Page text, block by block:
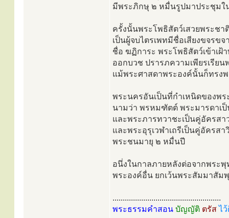
มีพระภิกษุ ๒ หมื่นรูปมาประชุมใ
ครั้งนั้นพระโพธิสัตว์เสวยพระช
เป็นผู้จบไตรเพทมีชื่อเสียงขจรข
ชื่อ ฆฏิการะ พระโพธิสัตว์เข้าเ
ออกบวช ปรารภความเพียรเรีย
แม้พระศาสดาพระองค์นั้นก็ทรง
พระนครอันเป็นที่กำเหนิดของพ
นามว่า พรหมฑัตต์ พระมารดาเ
และพระภารทวาชะเป็นคู่อัครส
และพระอุรุเวฬาเถรีเป็นคู่อัครส
พระชนมายุ ๒ หมื่นปี
อนึ่งในกาลภายหลังต่อจากพระ
พระองค์อื่น ยกเว้นพระสัมมาสัม
.....................................................
พระธรรมคำสอน บัญญัติ ตรัสไ